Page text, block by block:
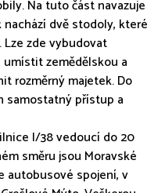
Na tuto část navazuje
dvě stodoly, které
zde vybudovat
zemědělskou a
rozměrný majetek. Do
samostatný přístup a
I/38 vedoucí do 20
směru jsou Moravské
autobusové spojení, v